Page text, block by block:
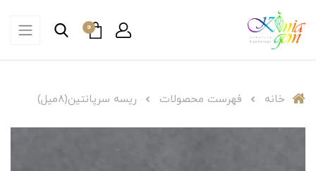
0
خانه فهرست محصولات ریسه سرپانتین(۸میل)